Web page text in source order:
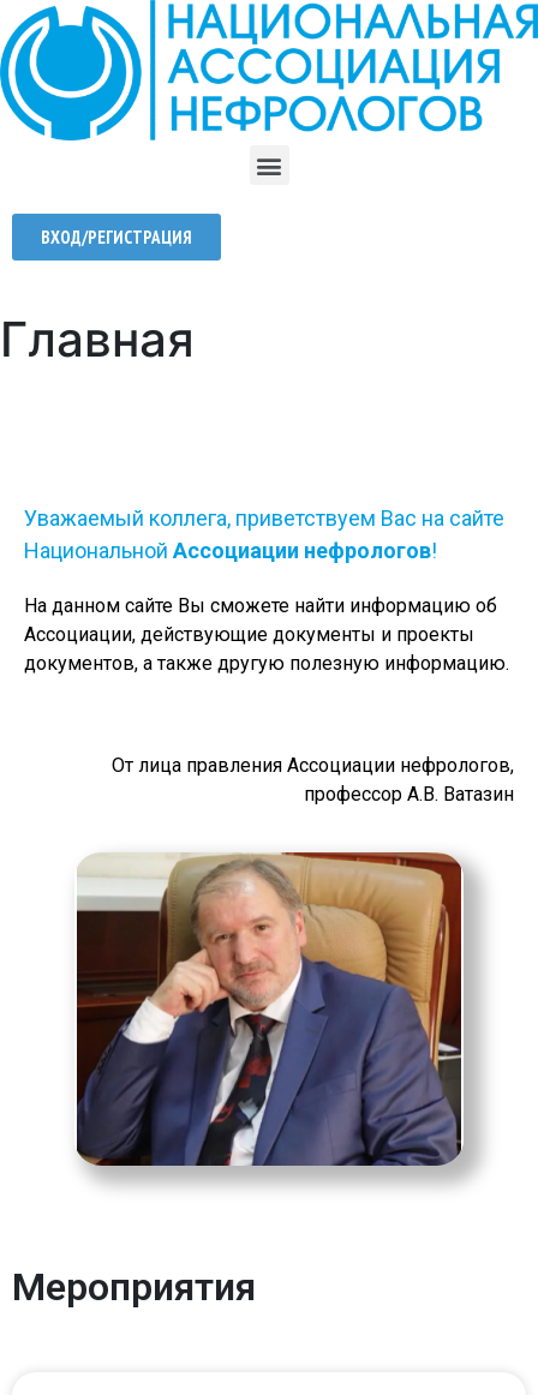
ВХОД/РЕГИСТРАЦИЯ
Главная
Уважаемый коллега, приветствуем Вас на сайте
НациональнойАссоциации нефрологов!
На данном сайте Вы сможете найти информацию об
Ассоциации, действующие документы и проекты
документов, а также другую полезную информацию.
От лица правления Ассоциации нефрологов,
профессор А.В. Ватазин
Мероприятия